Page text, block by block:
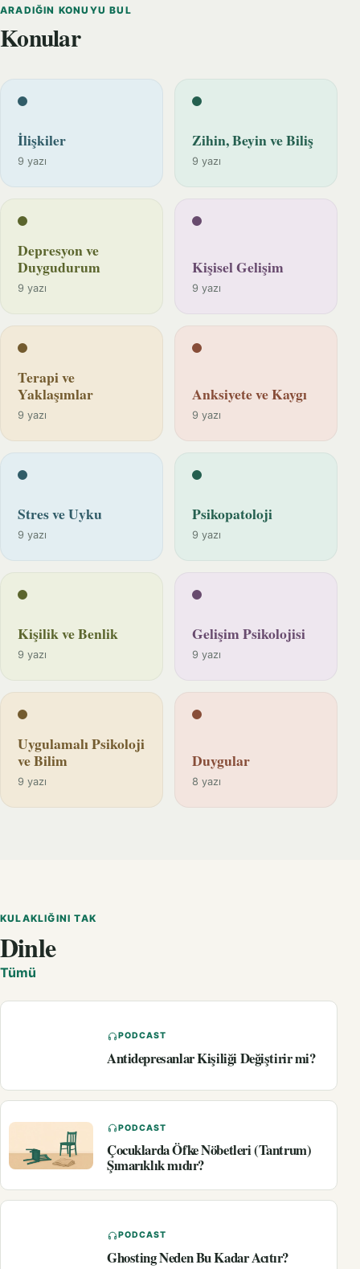
ARADIĞIN KONUYU BUL
Konular
İlişkiler
9 yazı
Zihin, Beyin ve Biliş
9 yazı
Depresyon ve
Duygudurum
9 yazı
Kişisel Gelişim
9 yazı
Terapi ve
Yaklaşımlar
9 yazı
Anksiyete ve Kaygı
9 yazı
Stres ve Uyku
9 yazı
Psikopatoloji
9 yazı
Kişilik ve Benlik
9 yazı
Gelişim Psikolojisi
9 yazı
Uygulamalı Psikoloji
ve Bilim
9 yazı
Duygular
8 yazı
KULAKLIĞINI TAK
Dinle
Tümü
PODCAST
Antidepresanlar Kişiliği Değiştirir mi?
PODCAST
Çocuklarda Öfke Nöbetleri (Tantrum)
Şımarıklık mıdır?
PODCAST
Ghosting Neden Bu Kadar Acıtır?